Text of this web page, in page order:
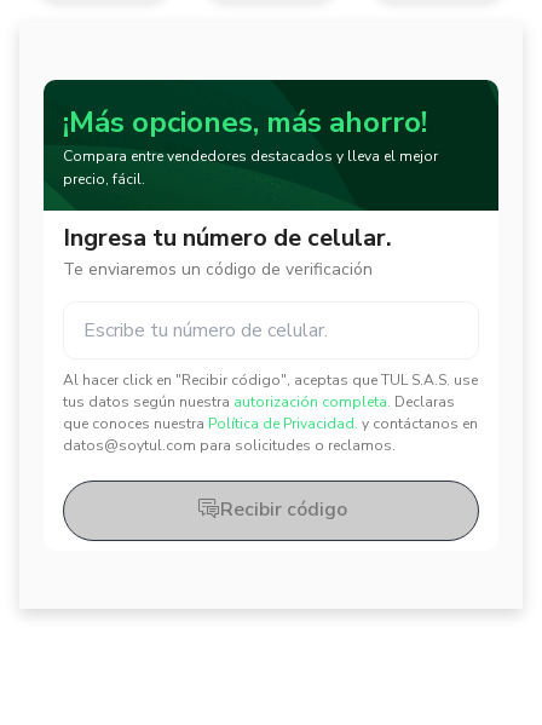
¡Más opciones, más ahorro!
Compara entre vendedores destacados y lleva el mejor
precio, fácil.
Ingresa tu número de celular.
Te enviaremos un código de verificación
Al hacer click en "Recibir código", aceptas que TUL S.A.S. use
tus datos según nuestra autorización completa. Declaras
que conoces nuestra Política de Privacidad. y contáctanos en
datos@soytul.com para solicitudes o reclamos.
✕
✕
Recibir código